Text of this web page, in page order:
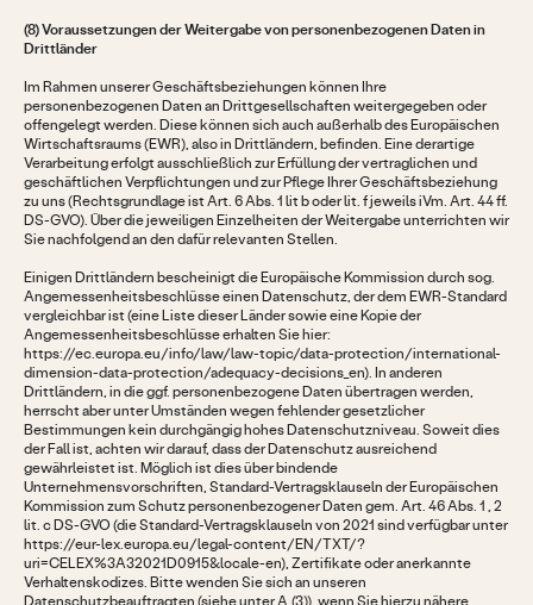
(8) Voraussetzungen der Weitergabe von personenbezogenen Daten in
Drittländer
Im Rahmen unserer Geschäftsbeziehungen können Ihre
personenbezogenen Daten an Drittgesellschaften weitergegeben oder
offengelegt werden. Diese können sich auch außerhalb des Europäischen
Wirtschaftsraums (EWR), also in Drittländern, befinden. Eine derartige
Verarbeitung erfolgt ausschließlich zur Erfüllung der vertraglichen und
geschäftlichen Verpflichtungen und zur Pflege Ihrer Geschäftsbeziehung
zu uns (Rechtsgrundlage ist Art. 6 Abs. 1 lit b oder lit. f jeweils iVm. Art. 44 ff.
DS-GVO). Über die jeweiligen Einzelheiten der Weitergabe unterrichten wir
Sie nachfolgend an den dafür relevanten Stellen.
Einigen Drittländern bescheinigt die Europäische Kommission durch sog.
Angemessenheitsbeschlüsse einen Datenschutz, der dem EWR-Standard
vergleichbar ist (eine Liste dieser Länder sowie eine Kopie der
Angemessenheitsbeschlüsse erhalten Sie hier:
https://ec.europa.eu/info/law/law-topic/data-protection/international-
dimension-data-protection/adequacy-decisions_en). In anderen
Drittländern, in die ggf. personenbezogene Daten übertragen werden,
herrscht aber unter Umständen wegen fehlender gesetzlicher
Bestimmungen kein durchgängig hohes Datenschutzniveau. Soweit dies
der Fall ist, achten wir darauf, dass der Datenschutz ausreichend
gewährleistet ist. Möglich ist dies über bindende
Unternehmensvorschriften, Standard-Vertragsklauseln der Europäischen
Kommission zum Schutz personenbezogener Daten gem. Art. 46 Abs. 1 , 2
lit. c DS-GVO (die Standard-Vertragsklauseln von 2021 sind verfügbar unter
https://eur-lex.europa.eu/legal-content/EN/TXT/?
uri=CELEX%3A32021D0915&locale-en), Zertifikate oder anerkannte
Verhaltenskodizes. Bitte wenden Sie sich an unseren
Datenschutzbeauftragten (siehe unter A.(3)), wenn Sie hierzu nähere